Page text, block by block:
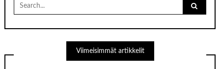
for:
Viimeisimmät artikkelit